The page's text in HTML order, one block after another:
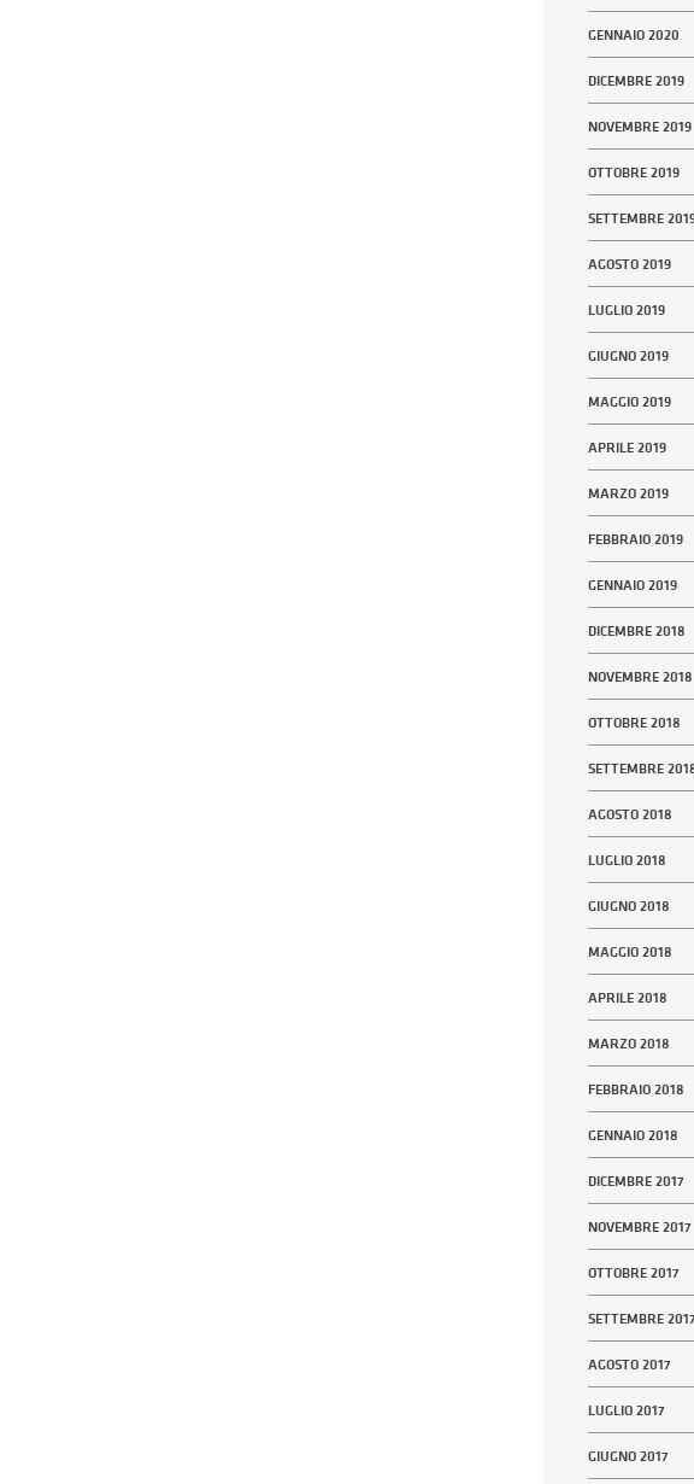
GENNAIO 2020
DICEMBRE 2019
NOVEMBRE 2019
OTTOBRE 2019
SETTEMBRE
AGOSTO 2019
LUGLIO 2019
GIUGNO 2019
MAGGIO 2019
APRILE 2019
MARZO 2019
FEBBRAIO 2019
GENNAIO 2019
DICEMBRE 2018
NOVEMBRE 2018
OTTOBRE 2018
SETTEMBRE
AGOSTO 2018
LUGLIO 2018
GIUGNO 2018
MAGGIO 2018
APRILE 2018
MARZO 2018
FEBBRAIO 2018
GENNAIO 2018
DICEMBRE 2017
NOVEMBRE 2017
OTTOBRE 2017
SETTEMBRE
AGOSTO 2017
LUGLIO 2017
GIUGNO 2017